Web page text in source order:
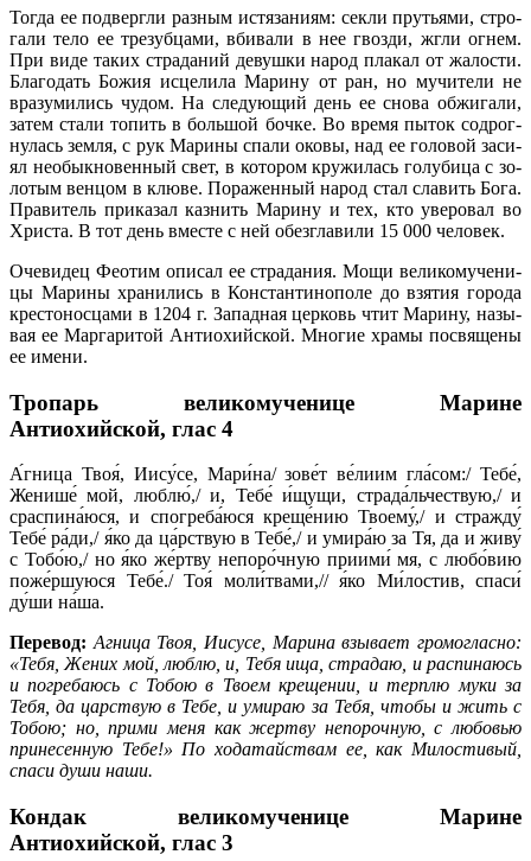
То­гда ее под­верг­ли раз­ным ис­тя­за­ни­ям: сек­ли пру­тья­ми, стро­
га­ли те­ло ее тре­зуб­ца­ми, вби­ва­ли в нее гвоз­ди, жгли ог­нем.
При ви­де та­ких стра­да­ний де­вуш­ки на­род пла­кал от жа­ло­сти.
Бла­го­дать Бо­жия ис­це­ли­ла Ма­ри­ну от ран, но му­чи­те­ли не
вра­зу­ми­лись чу­дом. На сле­ду­ю­щий день ее сно­ва об­жи­га­ли,
за­тем ста­ли то­пить в боль­шой боч­ке. Во вре­мя пы­ток со­дрог­
ну­лась зем­ля, с рук Ма­ри­ны спа­ли око­вы, над ее го­ло­вой за­си­
ял необык­но­вен­ный свет, в ко­то­ром кру­жи­лась го­лу­би­ца с зо­
ло­тым вен­цом в клю­ве. По­ра­жен­ный на­род стал сла­вить Бо­га.
Пра­ви­тель при­ка­зал каз­нить Ма­ри­ну и тех, кто уве­ро­вал во
Хри­ста. В тот день вме­сте с ней обез­гла­ви­ли 15 000 че­ло­век.
Оче­ви­дец Фе­о­тим опи­сал ее стра­да­ния. Мо­щи ве­ли­ко­му­че­ни­
цы Ма­ри­ны хра­ни­лись в Кон­стан­ти­но­по­ле до взя­тия го­ро­да
кре­сто­нос­ца­ми в 1204 г. За­пад­ная цер­ковь чтит Ма­ри­ну, на­зы­
вая ее Мар­га­ри­той Ан­тио­хий­ской. Мно­гие хра­мы по­свя­ще­ны
ее име­ни.
Тропарь великомученице Марине
Антиохийской, глас 4
А́гница Твоя́, Иису́се, Мари́на/ зове́т ве́лиим гла́сом:/ Тебе́,
Женише́ мой, люблю́,/ и, Тебе́ и́щущи, страда́льчествую,/ и
сраспина́юся, и спогреба́юся креще́нию Твоему́,/ и стражду́
Тебе́ ра́ди,/ я́ко да ца́рствую в Тебе́,/ и умира́ю за Тя, да и живу́
с Тобо́ю,/ но я́ко же́ртву непоро́чную приими́ мя, с любо́вию
поже́ршуюся Тебе́./ Тоя́ моли́твами,// я́ко Ми́лостив, спаси́
ду́ши на́ша.
Перевод: Агница Твоя, Иисусе, Марина взывает громогласно:
«Тебя, Жених мой, люблю, и, Тебя ища, страдаю, и распинаюсь
и погребаюсь с Тобою в Твоем крещении, и терплю муки за
Тебя, да царствую в Тебе, и умираю за Тебя, чтобы и жить с
Тобою; но, прими меня как жертву непорочную, с любовью
принесенную Тебе!» По ходатайствам ее, как Милостивый,
спаси души наши.
Кондак великомученице Марине
Антиохийской, глас 3